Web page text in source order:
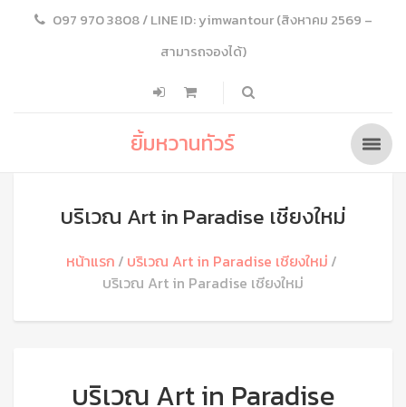
097 970 3808 / LINE ID: yimwantour (สิงหาคม 2569 –
สามารถจองได้)
ยิ้มหวานทัวร์
บริเวณ Art in Paradise เชียงใหม่
หน้าแรก
บริเวณ Art in Paradise เชียงใหม่
บริเวณ Art in Paradise เชียงใหม่
บริเวณ Art in Paradise